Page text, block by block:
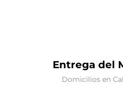
Entrega del
Domicilios en